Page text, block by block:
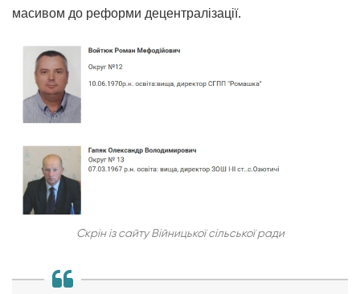
масивом до реформи децентралізації.
Скрін із сайту Війницької сільської ради